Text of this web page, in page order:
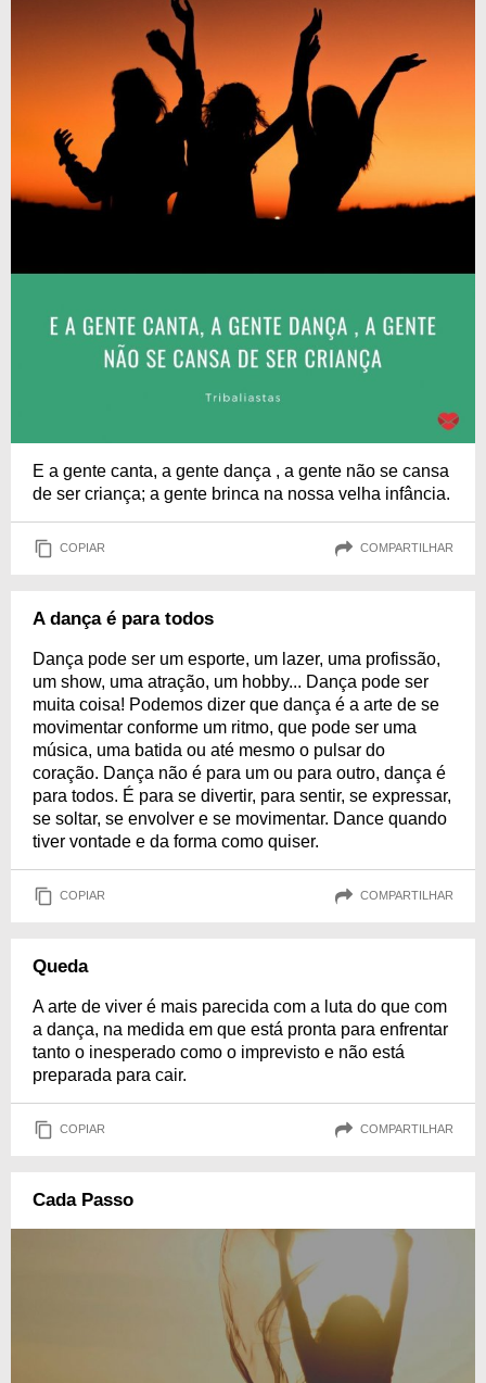
E a gente canta, a gente dança , a gente não se cansa
de ser criança; a gente brinca na nossa velha infância.
COPIAR COMPARTILHAR
A dança é para todos
Dança pode ser um esporte, um lazer, uma profissão,
um show, uma atração, um hobby... Dança pode ser
muita coisa! Podemos dizer que dança é a arte de se
movimentar conforme um ritmo, que pode ser uma
música, uma batida ou até mesmo o pulsar do
coração. Dança não é para um ou para outro, dança é
para todos. É para se divertir, para sentir, se expressar,
se soltar, se envolver e se movimentar. Dance quando
tiver vontade e da forma como quiser.
COPIAR COMPARTILHAR
Queda
A arte de viver é mais parecida com a luta do que com
a dança, na medida em que está pronta para enfrentar
tanto o inesperado como o imprevisto e não está
preparada para cair.
COPIAR COMPARTILHAR
Cada Passo